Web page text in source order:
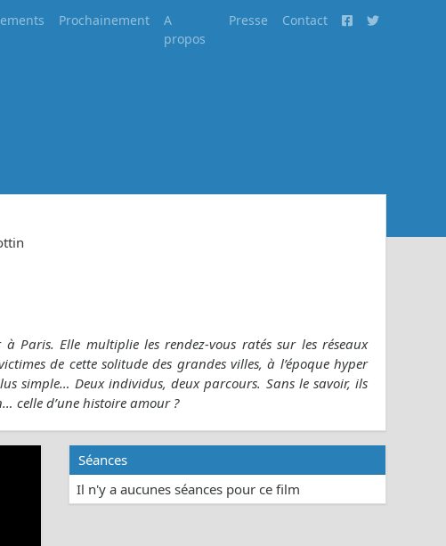
Prochainement
A
propos
Presse Contact
Paris. Elle multiplie les rendez-vous ratés sur les réseaux
de cette solitude des grandes villes, à l’époque hyper
simple… Deux individus, deux parcours. Sans le savoir, ils
celle d’une histoire amour ?
Séances
Il n'y a aucunes séances pour ce film